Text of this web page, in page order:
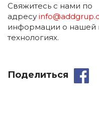
Свяжитесь с нами по
адресу
информации о нашей
технологиях.
Поделиться